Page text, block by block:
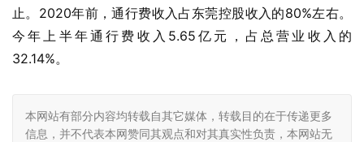
止。2020年前，通行费收入占东莞控股收入的80%左右。
今年上半年通行费收入5.65亿元，占总营业收入的
32.14%。
本网站有部分内容均转载自其它媒体，转载目的在于传递更多
信息，并不代表本网赞同其观点和对其真实性负责，本网站无